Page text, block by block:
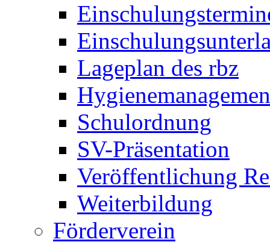
Lageplan des rbz
Schulordnung
SV-Präsentation
Veröffentlichung
Weiterbildung
Förderverein